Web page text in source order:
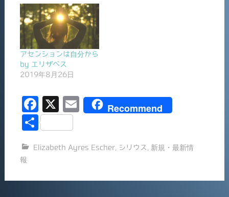
アセンションは自分から
by エリザベス
2019年8月26日
F
a
e
o
X
E
l
Recommend
共
Elizabeth Ayres Escher, シリウス
新規・最新情
報